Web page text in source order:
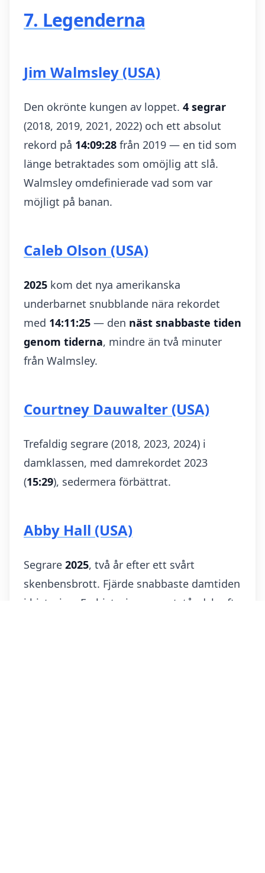
7. Legenderna
Jim Walmsley (USA)
Den okrönte kungen av loppet. 4 segrar
(2018, 2019, 2021, 2022) och ett absolut
rekord på 14:09:28 från 2019 — en tid som
länge betraktades som omöjlig att slå.
Walmsley omdefinierade vad som var
möjligt på banan.
Caleb Olson (USA)
2025 kom det nya amerikanska
underbarnet snubblande nära rekordet
med 14:11:25 — den näst snabbaste tiden
genom tiderna, mindre än två minuter
från Walmsley.
Courtney Dauwalter (USA)
Trefaldig segrare (2018, 2023, 2024) i
damklassen, med damrekordet 2023
(15:29), sedermera förbättrat.
Abby Hall (USA)
Segrare 2025, två år efter ett svårt
skenbensbrott. Fjärde snabbaste damtiden
i historien. En historia om motståndskraft